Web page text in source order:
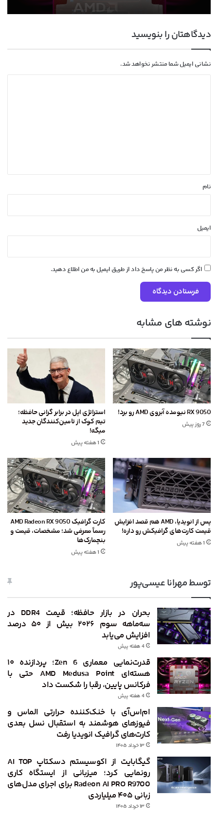
دیدگاهتان را بنویسید
نشانی ایمیل شما منتشر نخواهد شد.
نام
ایمیل
اگر کسی به نظر من پاسخ داد از طریق ایمیل به من اطلاع دهید.
نوشته های مشابه
RX 9050 نیومده آبروی AMD رو برد!
7 روز پیش
استراتژی اپل در برابر گرانی حافظه؛
تیم کوک از تامین‌کنندگان جدید
میگه!
1 هفته پیش
پس از انویدیا، AMD هم قصد افزایش
قیمت کارت‌های گرافیکش رو داره!
1 هفته پیش
کارت گرافیک AMD Radeon RX 9050
رسماً معرفی شد؛ مشخصات، قیمت و
بنچمارک‌ها
1 هفته پیش
توسط مهرانا عیسی‌پور
بحران در بازار حافظه؛ قیمت DDR4 در
سه‌ماهه سوم ۲۰۲۶ بیش از ۵۰ درصد
افزایش می‌یابد
4 هفته پیش
قدرت‌نمایی معماری Zen 6؛ پردازنده ۱۰
هسته‌ای AMD Medusa Point حتی با
فرکانس پایین، رقبا را شکست داد
4 هفته پیش
ام‌اس‌آی با خنک‌کننده حرارتی الماس و
فیوزهای هوشمند به استقبال نسل بعدی
کارت‌های گرافیک انویدیا رفت
۱۳ خرداد ۱۴۰۵
گیگابایت از اکوسیستم دسکتاپ AI TOP
رونمایی کرد؛ میزبانی از ایستگاه کاری
Radeon AI PRO R9700 برای اجرای مدل‌های
زبانی ۴۰۵ میلیاردی
۱۳ خرداد ۱۴۰۵